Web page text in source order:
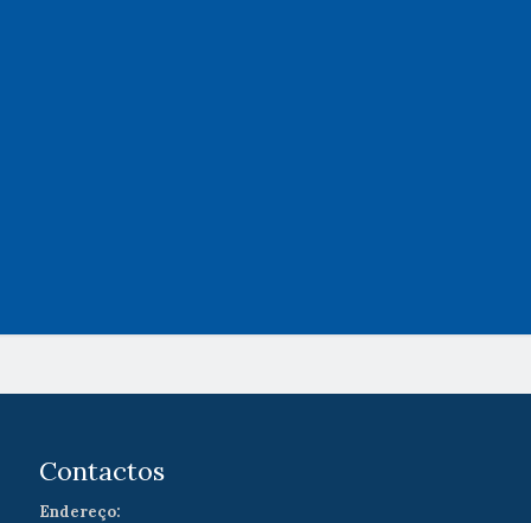
Contactos
Endereço: